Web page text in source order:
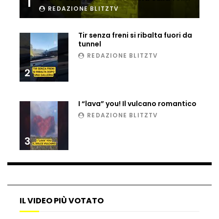
Ucraina, ecco come gli F16 intercettano
i droni russi
Tir bloccato sul passaggio a livello:
treno lo distrugge
Parco divertimenti, attrazione cede
all’improvviso
tragedia a Petén
REDAZIONE BLITZTV
2
Tir senza freni si ribalta fuori da
tunnel
REDAZIONE BLITZTV
3
I “lava” you! Il vulcano romantico
REDAZIONE BLITZTV
IL VIDEO PIÙ VOTATO